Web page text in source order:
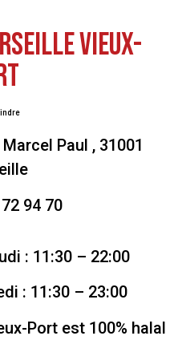
VIEUX-
Paul , 31001
94 70
: 11:30 – 22:00
: 11:30 – 23:00
Port est 100% halal